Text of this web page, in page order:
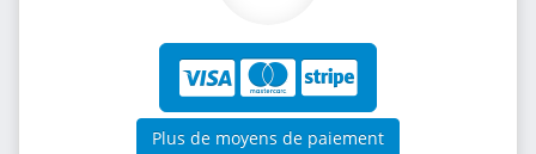
Plus de moyens de paiement